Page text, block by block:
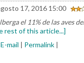
17, 2016 15:00
el 11% de las aves
rest of this article...]
E-mail | Permalink |